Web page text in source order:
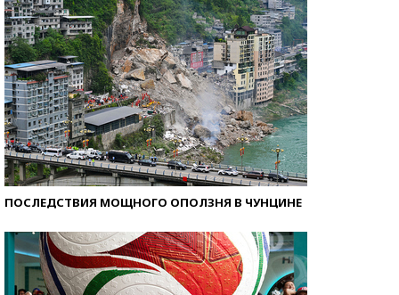
ПОСЛЕДСТВИЯ МОЩНОГО ОПОЛЗНЯ В ЧУНЦИНЕ